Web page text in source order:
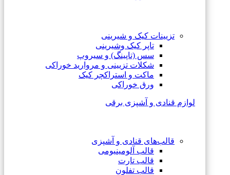
تزیینات کیک و شیرینی
تاپر کیک وشیرینی
سس (تاپینگ) و سیروپ
شکلات تزیینی و مروارید خوراکی
ماکت و استراکچر کیک
ورق خوراکی
لوازم قنادی و آشپزی برقی
قالب‌های قنادی و آشپزی
قالب آلومینیومی
قالب تارت
قالب تفلون